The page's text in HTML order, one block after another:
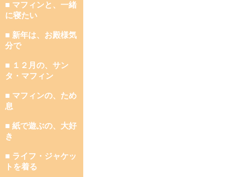
■ マフィンと、一緒
に寝たい
■ 新年は、お殿様気
分で
■ １２月の、サン
タ・マフィン
■ マフィンの、ため
息
■ 紙で遊ぶの、大好
き
■ ライフ・ジャケッ
トを着る